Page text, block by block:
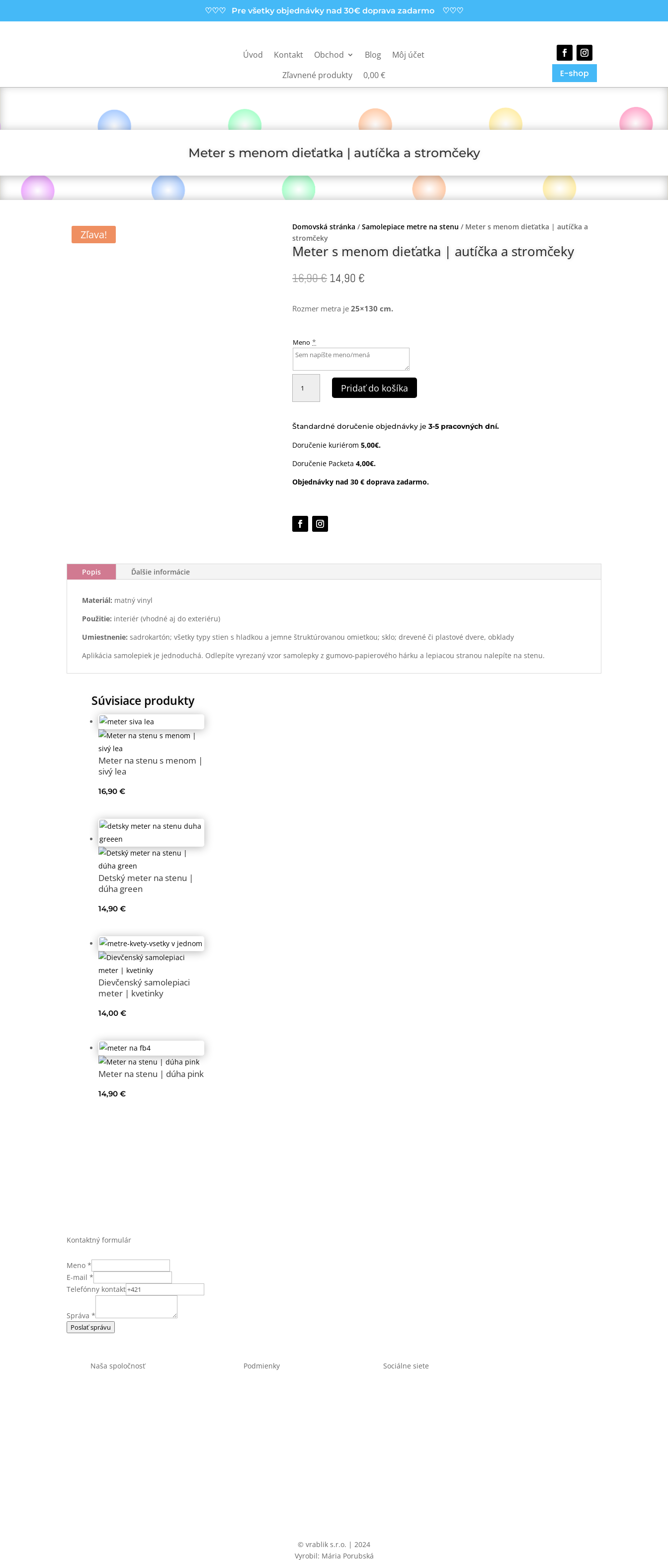
♡♡♡ Pre všetky objednávky nad 30€ doprava zadarmo ♡♡♡
Úvod Kontakt Obchod Blog
Môj účet
Zľavnené produkty
0,00 € E-shop
Meter s menom dieťatka | autíčka a stromčeky
Zľava!
Domovská stránka /Samolepiace metre na stenu / Meter s menom dieťatka | autíčka a
stromčeky
Meter s menom dieťatka | autíčka a stromčeky
16,90€ Pôvodná
16,90 €.
14,90 €
14,90 €.
Rozmer metra je 25×130 cm.
Meno *
množstvo
dieťatka
a
stromčeky
Pridať do košíka
Štandardné doručenie objednávky je 3-5 pracovných dní.
Doručenie kuriérom5,00€.
Doručenie Packeta4,00€.
Objednávky nad 30 € doprava zadarmo.
Popis Ďalšie informácie
Materiál: matný vinyl
Použitie: interiér (vhodné aj do exteriéru)
Umiestnenie: sadrokartón; všetky typy stien s hladkou a jemne štruktúrovanou omietkou; sklo; drevené či plastové dvere, obklady
Aplikácia samolepiek je jednoduchá. Odlepíte vyrezaný vzor samolepky z gumovo-papierového hárku a lepiacou stranou nalepíte na stenu.
Súvisiace produkty
Meter na stenu s menom |
sivý lea
16,90€
Detský meter na stenu |
dúha green
14,90€
Dievčenský samolepiaci
meter | kvetinky
14,00€
Meter na stenu | dúha pink
14,90€
Kontaktný formulár
Meno*
E-mail*
Telefónny kontakt
Správa*
Poslať správu
Naša spoločnosť Podmienky Sociálne siete
© vrablik s.r.o. | 2024
Vyrobil: Mária Porubská